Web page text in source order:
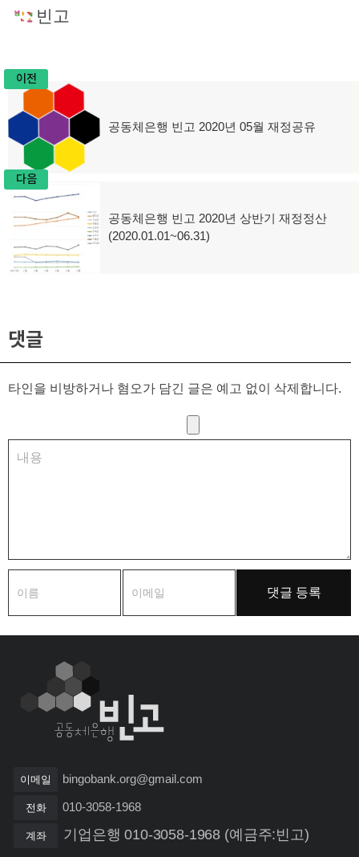
빈고
글
탐
색
이전
이
공동체은행 빈고 2020년 05월 재정공유
다음
다
음
공동체은행 빈고 2020년 상반기 재정정산
(2020.01.01~06.31)
댓글
타인을 비방하거나 혐오가 담긴 글은 예고 없이 삭제합니다.
이메일 bingobank.org@gmail.com
전화 010-3058-1968
계좌 기업은행 010-3058-1968 (예금주:빈고)